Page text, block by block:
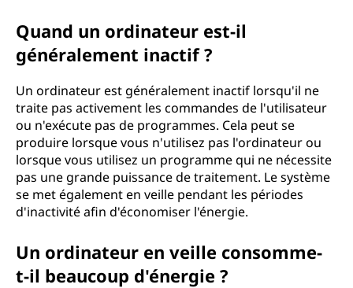
Quand un ordinateur est-il
généralement inactif ?
Un ordinateur est généralement inactif lorsqu'il ne
traite pas activement les commandes de l'utilisateur
ou n'exécute pas de programmes. Cela peut se
produire lorsque vous n'utilisez pas l'ordinateur ou
lorsque vous utilisez un programme qui ne nécessite
pas une grande puissance de traitement. Le système
se met également en veille pendant les périodes
d'inactivité afin d'économiser l'énergie.
Un ordinateur en veille consomme-
t-il beaucoup d'énergie ?